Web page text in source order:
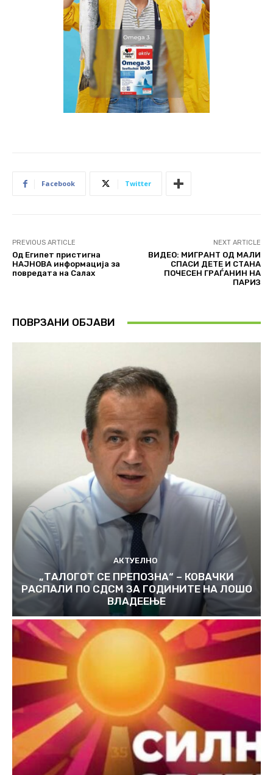
Facebook Twitter
PREVIOUS ARTICLE
Од Египет пристигна
НАЈНОВА информација за
повредата на Салах
NEXT ARTICLE
ВИДЕО: МИГРАНТ ОД МАЛИ
СПАСИ ДЕТЕ И СТАНА
ПОЧЕСЕН ГРАЃАНИН НА
ПАРИЗ
ПОВРЗАНИ ОБЈАВИ
АКТУЕЛНО
„ТАЛОГОТ СЕ ПРЕПОЗНА“ – КОВАЧКИ
РАСПАЛИ ПО СДСМ ЗА ГОДИНИТЕ НА ЛОШО
ВЛАДЕЕЊЕ